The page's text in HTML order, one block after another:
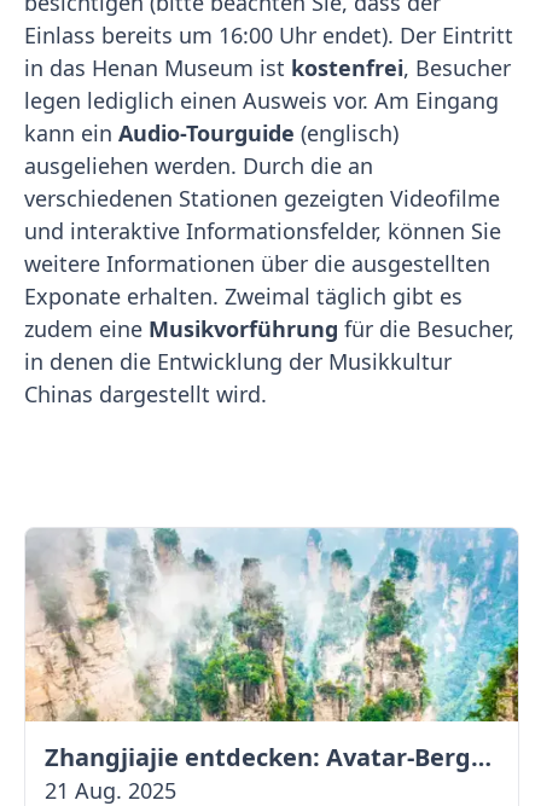
Einlass bereits um 16:00 Uhr endet). Der Eintritt
in das Henan Museum ist kostenfrei, Besucher
legen lediglich einen Ausweis vor. Am Eingang
kann ein Audio-Tourguide (englisch)
ausgeliehen werden. Durch die an
verschiedenen Stationen gezeigten Videofilme
und interaktive Informationsfelder, können Sie
weitere Informationen über die ausgestellten
Exponate erhalten. Zweimal täglich gibt es
zudem eine Musikvorführung für die Besucher,
in denen die Entwicklung der Musikkultur
Chinas dargestellt wird.
Zhangjiajie entdecken: Avatar-Berge & Altstadt von Fenghuang
21 Aug. 2025